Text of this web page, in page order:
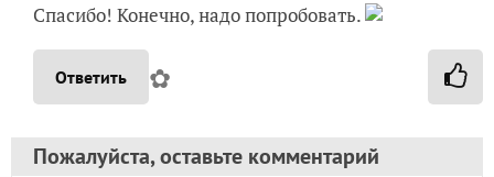
Спасибо! Конечно, надо попробовать.
Ответить ✿
Пожалуйста, оставьте комментарий